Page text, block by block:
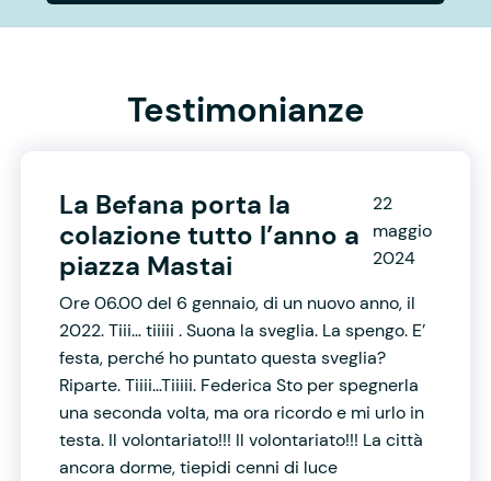
Testimonianze
La Befana porta la
colazione tutto l’anno a
piazza Mastai
22
maggio
2024
Ore 06.00 del 6 gennaio, di un nuovo anno, il
2022. Tiii… tiiiii . Suona la sveglia. La spengo. E’
festa, perché ho puntato questa sveglia?
Riparte. Tiiii…Tiiiii. Federica Sto per spegnerla
una seconda volta, ma ora ricordo e mi urlo in
testa. Il volontariato!!! Il volontariato!!! La città
ancora dorme, tiepidi cenni di luce